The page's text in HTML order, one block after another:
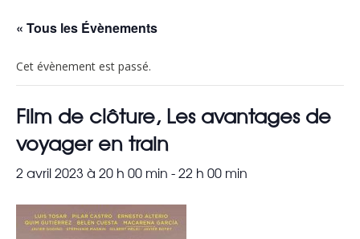
« Tous les Évènements
Cet évènement est passé.
Film de clôture, Les avantages de
voyager en train
2 avril 2023 à 20 h 00 min -22 h 00 min